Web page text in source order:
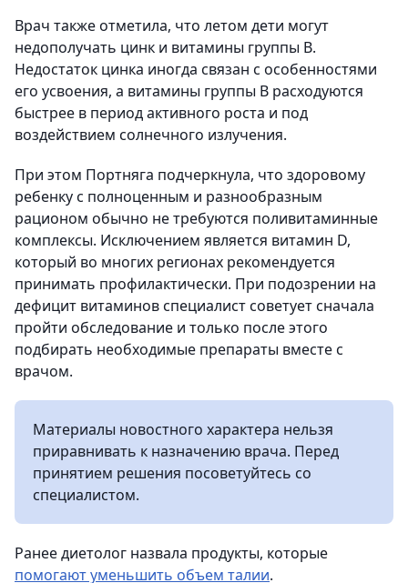
Врач также отметила, что летом дети могут
недополучать цинк и витамины группы B.
Недостаток цинка иногда связан с особенностями
его усвоения, а витамины группы B расходуются
быстрее в период активного роста и под
воздействием солнечного излучения.
При этом Портняга подчеркнула, что здоровому
ребенку с полноценным и разнообразным
рационом обычно не требуются поливитаминные
комплексы. Исключением является витамин D,
который во многих регионах рекомендуется
принимать профилактически. При подозрении на
дефицит витаминов специалист советует сначала
пройти обследование и только после этого
подбирать необходимые препараты вместе с
врачом.
Материалы новостного характера нельзя
приравнивать к назначению врача. Перед
принятием решения посоветуйтесь со
специалистом.
Ранее диетолог назвала продукты, которые
помогают уменьшить объем талии.